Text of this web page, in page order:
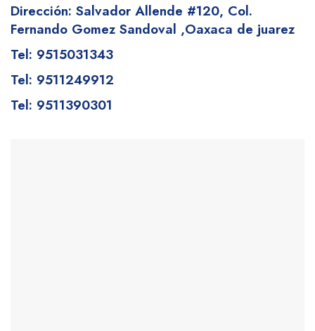
Dirección: Salvador Allende #120, Col.
Fernando Gomez Sandoval ,Oaxaca de juarez
Tel: 9515031343
Tel: 9511249912
Tel: 9511390301